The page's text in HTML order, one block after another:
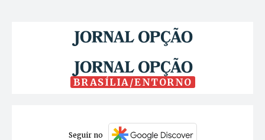
BRASÍLIA/ENTORNO
Seguir no